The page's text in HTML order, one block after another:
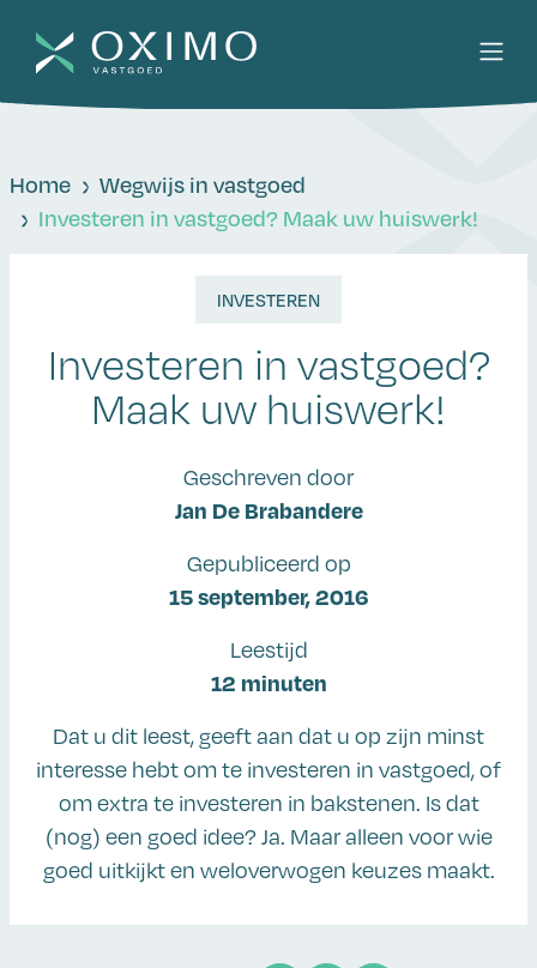
Home
Wegwijs in vastgoed
Investeren in vastgoed? Maak uw huiswerk!
INVESTEREN
Investeren in vastgoed?
Maak uw huiswerk!
Geschreven door
Jan De Brabandere
Gepubliceerd op
15 september, 2016
Leestijd
12 minuten
Dat u dit leest, geeft aan dat u op zijn minst
interesse hebt om te investeren in vastgoed, of
om extra te investeren in bakstenen. Is dat
(nog) een goed idee? Ja. Maar alleen voor wie
goed uitkijkt en weloverwogen keuzes maakt.